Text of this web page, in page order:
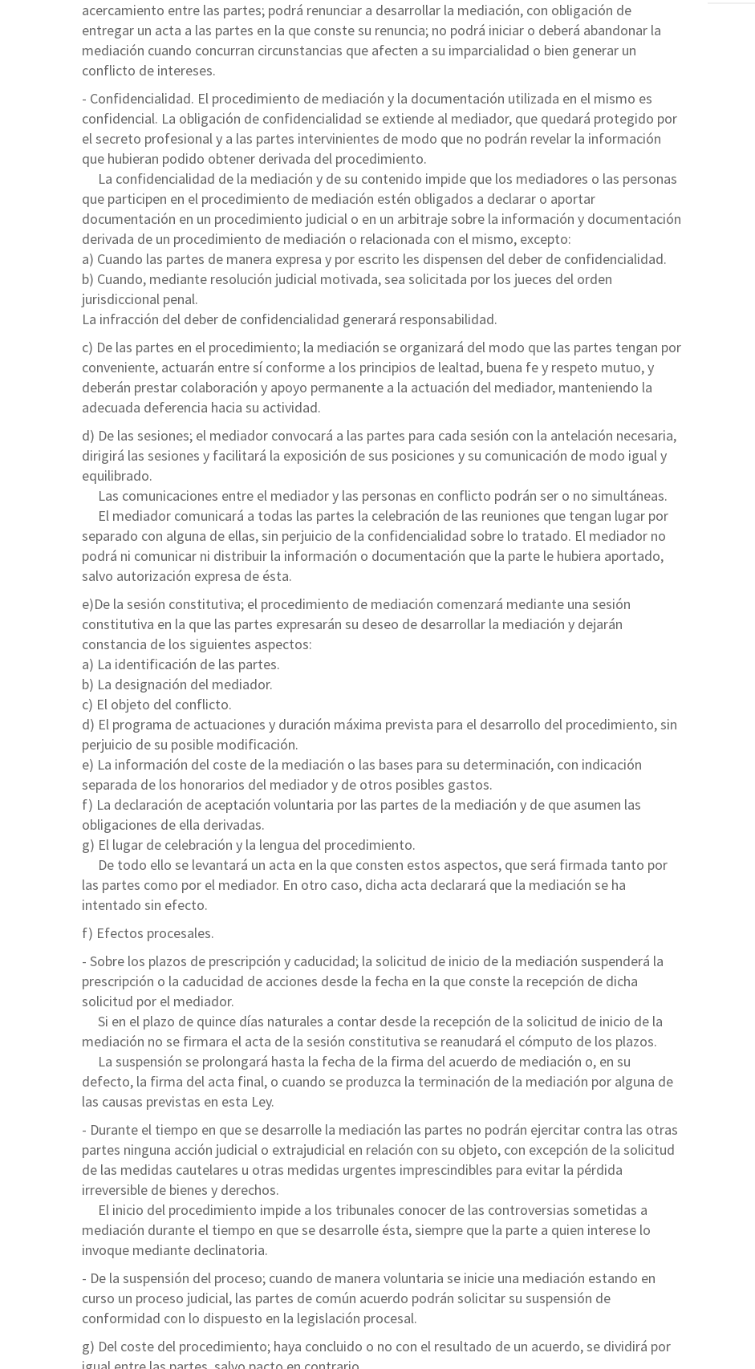
acercamiento entre las partes; podrá renunciar a desarrollar la mediación, con obligación de
entregar un acta a las partes en la que conste su renuncia; no podrá iniciar o deberá abandonar la
mediación cuando concurran circunstancias que afecten a su imparcialidad o bien generar un
conflicto de intereses.
- Confidencialidad. El procedimiento de mediación y la documentación utilizada en el mismo es
confidencial. La obligación de confidencialidad se extiende al mediador, que quedará protegido por
el secreto profesional y a las partes intervinientes de modo que no podrán revelar la información
que hubieran podido obtener derivada del procedimiento.
La confidencialidad de la mediación y de su contenido impide que los mediadores o las personas
que participen en el procedimiento de mediación estén obligados a declarar o aportar
documentación en un procedimiento judicial o en un arbitraje sobre la información y documentación
derivada de un procedimiento de mediación o relacionada con el mismo, excepto:
a) Cuando las partes de manera expresa y por escrito les dispensen del deber de confidencialidad.
b) Cuando, mediante resolución judicial motivada, sea solicitada por los jueces del orden
jurisdiccional penal.
La infracción del deber de confidencialidad generará responsabilidad.
c) De las partes en el procedimiento; la mediación se organizará del modo que las partes tengan por
conveniente, actuarán entre sí conforme a los principios de lealtad, buena fe y respeto mutuo, y
deberán prestar colaboración y apoyo permanente a la actuación del mediador, manteniendo la
adecuada deferencia hacia su actividad.
d) De las sesiones; el mediador convocará a las partes para cada sesión con la antelación necesaria,
dirigirá las sesiones y facilitará la exposición de sus posiciones y su comunicación de modo igual y
equilibrado.
Las comunicaciones entre el mediador y las personas en conflicto podrán ser o no simultáneas.
El mediador comunicará a todas las partes la celebración de las reuniones que tengan lugar por
separado con alguna de ellas, sin perjuicio de la confidencialidad sobre lo tratado. El mediador no
podrá ni comunicar ni distribuir la información o documentación que la parte le hubiera aportado,
salvo autorización expresa de ésta.
e)De la sesión constitutiva; el procedimiento de mediación comenzará mediante una sesión
constitutiva en la que las partes expresarán su deseo de desarrollar la mediación y dejarán
constancia de los siguientes aspectos:
a) La identificación de las partes.
b) La designación del mediador.
c) El objeto del conflicto.
d) El programa de actuaciones y duración máxima prevista para el desarrollo del procedimiento, sin
perjuicio de su posible modificación.
e) La información del coste de la mediación o las bases para su determinación, con indicación
separada de los honorarios del mediador y de otros posibles gastos.
f) La declaración de aceptación voluntaria por las partes de la mediación y de que asumen las
obligaciones de ella derivadas.
g) El lugar de celebración y la lengua del procedimiento.
De todo ello se levantará un acta en la que consten estos aspectos, que será firmada tanto por
las partes como por el mediador. En otro caso, dicha acta declarará que la mediación se ha
intentado sin efecto.
f) Efectos procesales.
- Sobre los plazos de prescripción y caducidad; la solicitud de inicio de la mediación suspenderá la
prescripción o la caducidad de acciones desde la fecha en la que conste la recepción de dicha
solicitud por el mediador.
Si en el plazo de quince días naturales a contar desde la recepción de la solicitud de inicio de la
mediación no se firmara el acta de la sesión constitutiva se reanudará el cómputo de los plazos.
La suspensión se prolongará hasta la fecha de la firma del acuerdo de mediación o, en su
defecto, la firma del acta final, o cuando se produzca la terminación de la mediación por alguna de
las causas previstas en esta Ley.
- Durante el tiempo en que se desarrolle la mediación las partes no podrán ejercitar contra las otras
partes ninguna acción judicial o extrajudicial en relación con su objeto, con excepción de la solicitud
de las medidas cautelares u otras medidas urgentes imprescindibles para evitar la pérdida
irreversible de bienes y derechos.
El inicio del procedimiento impide a los tribunales conocer de las controversias sometidas a
mediación durante el tiempo en que se desarrolle ésta, siempre que la parte a quien interese lo
invoque mediante declinatoria.
- De la suspensión del proceso; cuando de manera voluntaria se inicie una mediación estando en
curso un proceso judicial, las partes de común acuerdo podrán solicitar su suspensión de
conformidad con lo dispuesto en la legislación procesal.
g) Del coste del procedimiento; haya concluido o no con el resultado de un acuerdo, se dividirá por